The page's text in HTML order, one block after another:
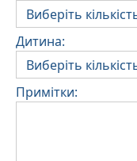
Дитина:
Примітки: